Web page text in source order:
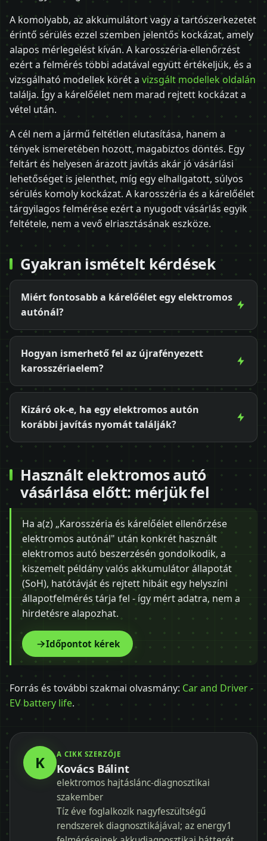
A komolyabb, az akkumulátort vagy a tartószerkezetet
érintő sérülés ezzel szemben jelentős kockázat, amely
alapos mérlegelést kíván. A karosszéria-ellenőrzést
ezért a felmérés többi adatával együtt értékeljük, és a
vizsgálható modellek körét a vizsgált modellek oldalán
találja. Így a kárelőélet nem marad rejtett kockázat a
vétel után.
A cél nem a jármű feltétlen elutasítása, hanem a
tények ismeretében hozott, magabiztos döntés. Egy
feltárt és helyesen árazott javítás akár jó vásárlási
lehetőséget is jelenthet, míg egy elhallgatott, súlyos
sérülés komoly kockázat. A karosszéria és a kárelőélet
tárgyilagos felmérése ezért a nyugodt vásárlás egyik
feltétele, nem a vevő elriasztásának eszköze.
Gyakran ismételt kérdések
Miért fontosabb a kárelőélet egy elektromos
autónál?
Hogyan ismerhető fel az újrafényezett
karosszériaelem?
Kizáró ok-e, ha egy elektromos autón
korábbi javítás nyomát találják?
Használt elektromos autó
vásárlása előtt: mérjük fel
Ha a(z) „Karosszéria és kárelőélet ellenőrzése
elektromos autónál" után konkrét használt
elektromos autó beszerzésén gondolkodik, a
kiszemelt példány valós akkumulátor állapotát
(SoH), hatótávját és rejtett hibáit egy helyszíni
állapotfelmérés tárja fel - így mért adatra, nem a
hirdetésre alapozhat.
Időpontot kérek
Forrás és további szakmai olvasmány: Car and Driver -
EV battery life.
K A CIKK SZERZŐJE
Kovács Bálint
elektromos hajtáslánc-diagnosztikai
szakember
Tíz éve foglalkozik nagyfeszültségű
rendszerek diagnosztikájával; az energy1